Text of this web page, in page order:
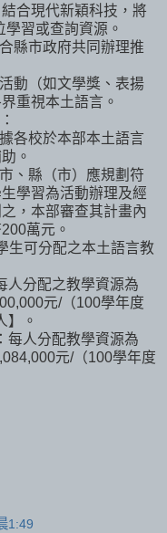
合現代新穎科技，將
學習或查詢資源。
縣市政府共同辦理推
動（如文學獎、表揚
重視本土語言。
各校於本部本土語言
。
、縣（市）應規劃符
學習為活動辦理及經
，本部審查其計畫內
萬元。
生可分配之本土語言教
人分配之教學資源為
元/（100學年度
】。
每人分配教學資源為
元/（100學年度
1:49